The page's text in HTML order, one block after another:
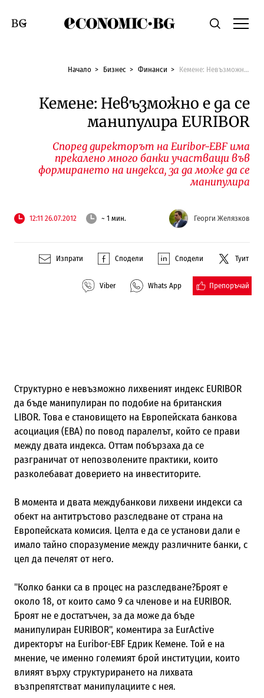
Economic.bgТърсене
Смяна на език
Начало Бизнес Финанси Кемене: Невъзможно е да се манипулира EURIBOR
Кемене: Невъзможно е да се
манипулира EURIBOR
Според директорът на Euribor-EBF има
прекалено много банки участващи във
формирането на индекса, за да може да се
манипулира
12:11 26.07.2012 ~ 1 мин. Георги Желязков
Изпрати Сподели Сподели Туит
Viber Whats App Препоръчай
Структурно е невъзможно лихвеният индекс EURIBOR
да бъде манипулиран по подобие на британския
LIBOR. Това е становището на Европейската банкова
асоциация (EBA) по повод паралелът, който се прави
между двата индекса. Оттам побързаха да се
разграничат от непозволените практики, които
разколебават доверието на инвеститорите.
В момента и двата междубанкови лихвени индекси са
обект на антитръстово разследване от страна на
Европейската комисия. Целта е да се установи дали е
имало тайно споразумение между различните банки, с
цел да печелят от него.
"Колко банки са в процес на разследване?Броят е
около 18, от които само 9 са членове и на EURIBOR.
Броят не е достатъчен, за да може да бъде
манипулиран EURIBOR", коментира за EurActive
директорът на Euribor-EBF Едрик Кемене. Той е на
мнение, че именно големият брой институции, които
влияят върху структурирането на лихвата
възпрепятстват манипулациите с нея.